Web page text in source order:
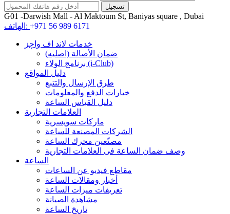
G01 -Darwish Mall - Al Maktoum St, Baniyas square , Dubai
الهاتف: +971 56 989 6171
خدمات لاند اف واچز
ضمان الأصالة (اصلیه)
برنامج الولاء (i-Club)
دليل المواقع
طرق الإرسال والتتبع
خيارات الدفع والمعلومات
دليل القياس الساعة
العلامات التجارية
ماركات سويسرية
الشركات المصنعة للساعة
مصنّعين محرك الساعة
وصف ضمان الساعة فی العلامات التجارية
الساعة
مقاطع فيديو عن الساعات
أخبار ومقالات الساعة
تعريفات ميزات الساعة
مشاهدة الصيانة
تاريخ الساعة